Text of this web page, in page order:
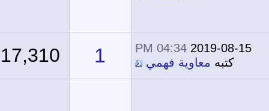
2019-08-15
04:34 PM
كتبهمعاوية فهمي 1
17,310